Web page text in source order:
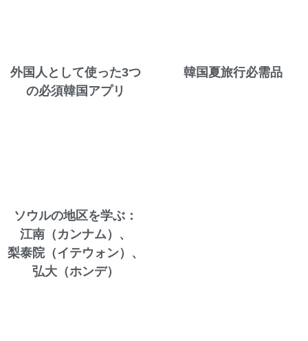
外国人として使った3つ
の必須韓国アプリ
韓国夏旅行必需品
ソウルの地区を学ぶ：
江南（カンナム）、
梨泰院（イテウォン）、
弘大（ホンデ）